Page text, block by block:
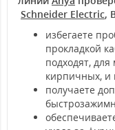
Schneider Electric,
избегаете
прокладкой
подходят,
кирпичных, и
получаете